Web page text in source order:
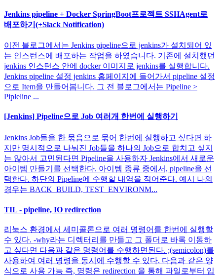
Jenkins pipeline + Docker SpringBoot프로젝트 SSHAgent로
배포하기(+Slack Notification)
이전 블로그에서는 Jenkins pipeline으로 jenkins가 설치되어 있
는 인스턴스에 배포하는 작업을 하였습니다. 기존에 설치했던
jenkins 인스턴스 안에 docker 이미지로 jenkins를 실행합니다.
Jenkins pipeline 설정 jenkins 홈페이지에 들어가서 pipeline 설정
으로 Item을 만들어봅니다. 그 전 블로그에서는 Pipeline >
Pipleline ...
[Jenkins] Pipeline으로 Job 여러개 한번에 실행하기
Jenkins Job들을 한 묶음으로 묶어 한번에 실행하고 싶다면 하
지만 명시적으로 나눠진 Job들을 하나의 Job으로 합치고 싶지
는 않아서 고민된다면 Pipeline을 사용하자 Jenkins에서 새로운
아이템 만들기를 선택한다. 아이템 종류 중에서, pipeline을 선
택한다. 하단의 Pipeline에 수행할 내역을 적어준다. 예시 나의
경우는 BACK_BUILD, TEST_ENVIRONM...
TIL - pipeline, IO redirection
리눅스 환경에서 세미콜론으로 여러 명령어를 한번에 실행할
수 있다. -why라는 디렉터리를 만들고 그 폴더로 바록 이동하
고 싶다면 다음과 같은 명령어를 수행하면된다. ;(semicolon)를
사용하여 여러 명령을 동시에 수행할 수 있다. 다음과 같은 양
식으로 사용 가능 즉, 명령은 redirection 을 통해 파일로부터 입